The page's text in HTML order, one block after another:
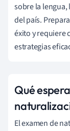
sobre la lengua,
del país.
éxito y requiere
estrategias
Qué
El examen de